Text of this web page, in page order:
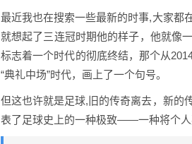
最近我也在搜索一些最新的时事,大家都
就想起了三连冠时期他的样子，他就像
标志着一个时代的彻底终结，那个从
“典礼中场”时代，画上了一个句号。
但这也许就是足球,旧的传奇离去，新的
表了足球史上的一种极致——一种将个人